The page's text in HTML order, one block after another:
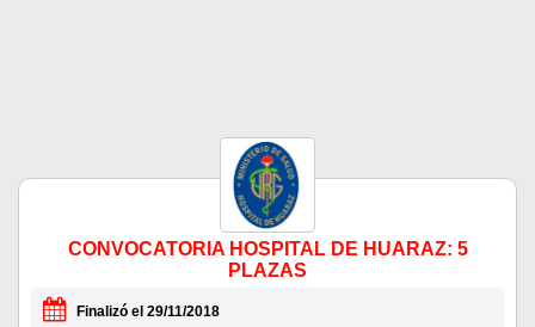
CONVOCATORIA HOSPITAL DE HUARAZ: 5
PLAZAS
Finalizó el 29/11/2018